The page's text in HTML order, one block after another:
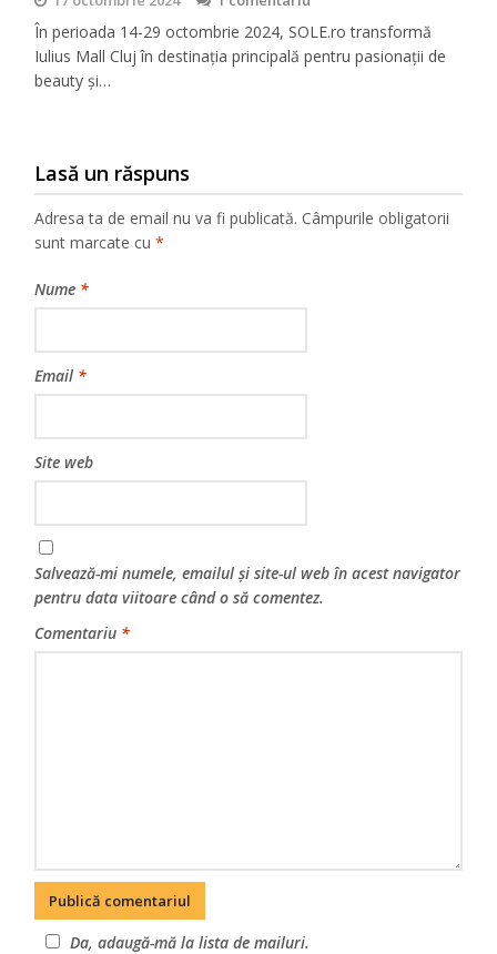
În perioada 14-29 octombrie 2024, SOLE.ro transformă
Iulius Mall Cluj în destinația principală pentru pasionații de
beauty și…
Lasă un răspuns
Adresa ta de email nu va fi publicată. Câmpurile obligatorii
sunt marcate cu*
Nume *
Email *
Site web
Salvează-mi numele, emailul și site-ul web în acest navigator
pentru data viitoare când o să comentez.
Comentariu *
Da, adaugă-mă la lista de mailuri.